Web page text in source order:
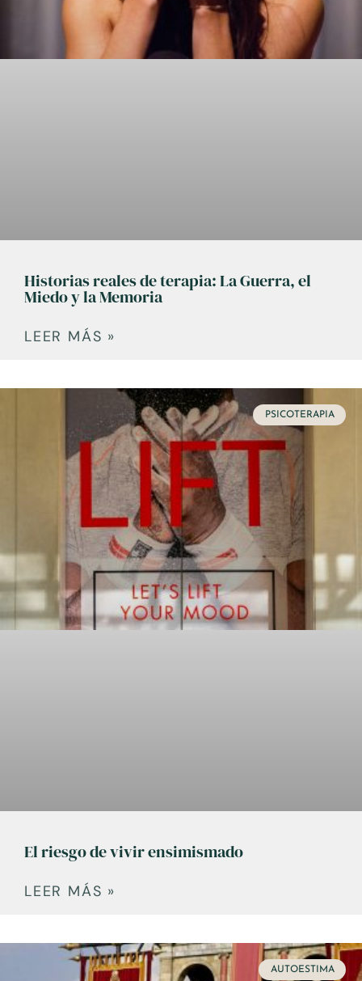
Historias reales de terapia: La Guerra, el
Miedo y la Memoria
LEER MÁS »
PSICOTERAPIA
El riesgo de vivir ensimismado
LEER MÁS »
AUTOESTIMA